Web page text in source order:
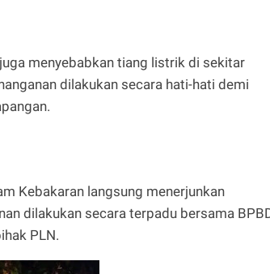
menyebabkan tiang listrik di sekitar
dilakukan secara hati-hati demi
Kebakaran langsung menerjunkan
dilakukan secara terpadu bersama
PLN.